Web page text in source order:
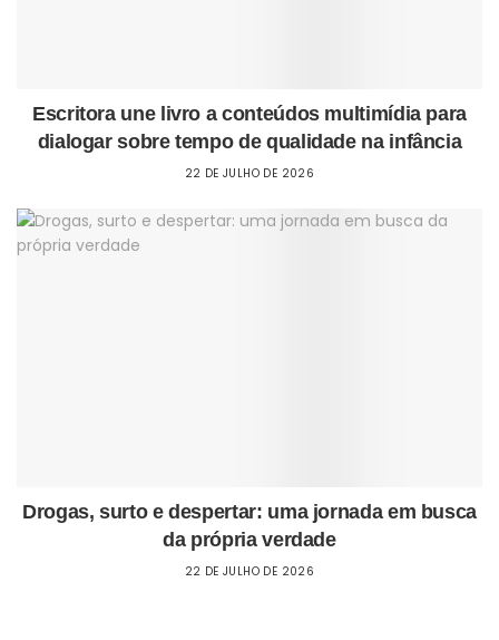
Escritora une livro a conteúdos multimídia para
dialogar sobre tempo de qualidade na infância
22 DE JULHO DE 2026
Drogas, surto e despertar: uma jornada em busca
da própria verdade
22 DE JULHO DE 2026